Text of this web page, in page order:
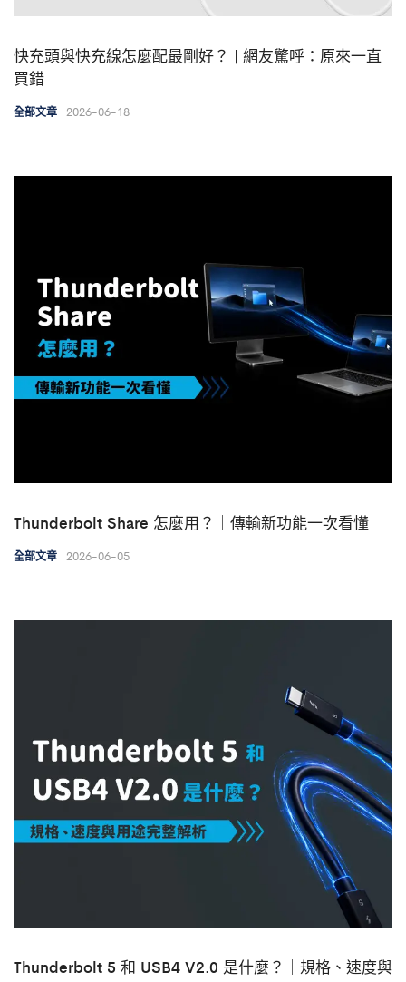
快充頭與快充線怎麼配最剛好？ | 網友驚呼：原來一直
買錯
全部文章 2026-06-18
Thunderbolt Share 怎麼用？｜傳輸新功能一次看懂
全部文章 2026-06-05
Thunderbolt 5 和 USB4 V2.0 是什麼？｜規格、速度與